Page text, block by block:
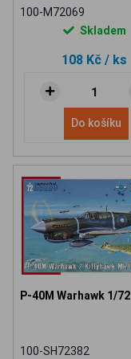
100-M72069
Skladem
108 Kč / ks
Do košíku
P-40M Warhawk 1/72
100-SH72382